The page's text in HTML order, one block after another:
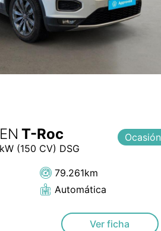
T-Roc
(150 CV) DSG
Ocasión
79.261km
Automática
Ver ficha